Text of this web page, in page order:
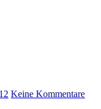
Keine Kommentare